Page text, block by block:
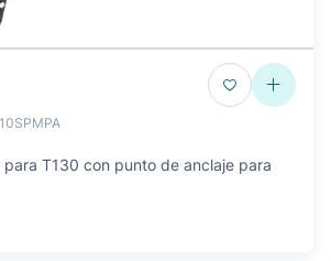
T130 con punto de anclaje para